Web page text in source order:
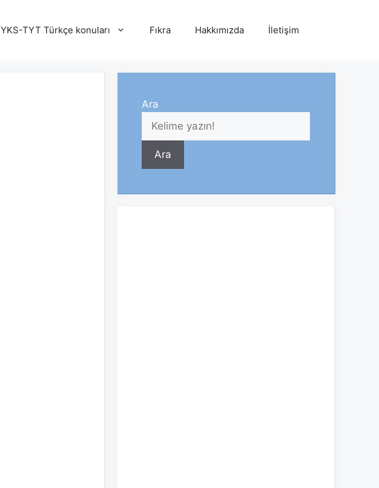
YKS-TYT Türkçe konuları Fıkra Hakkımızda İletişim
Ara
Ara